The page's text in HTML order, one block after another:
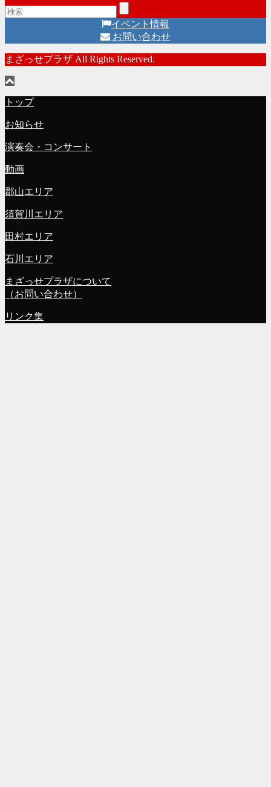
イベント情報
お問い合わせ
まざっせプラザ All Rights Reserved.
トップ
お知らせ
演奏会・コンサート
動画
郡山エリア
須賀川エリア
田村エリア
石川エリア
まざっせプラザについて
（お問い合わせ）
リンク集